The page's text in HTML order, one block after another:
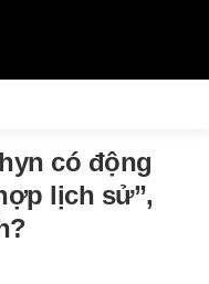
có động
lịch sử”,